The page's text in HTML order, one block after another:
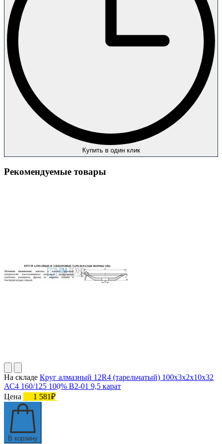
Купить в один клик
Рекомендуемые товары
На складе Круг алмазный 12R4 (тарельчатый) 100х3х2х10х32
АС4 160/125 100% В2-01 9,5 карат
Цена
1 581₽
В корзину